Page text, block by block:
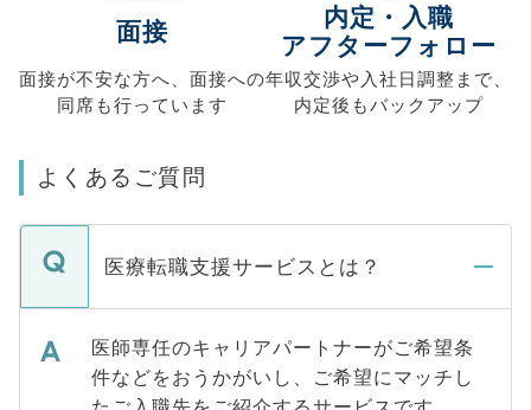
面接
面接が不安な方へ、 面接への
同席も行っています
内定・入職
アフターフォロー
年収交渉や入社日調整まで、
内定後もバックアップ
よくあるご質問
医療転職支援サービスとは？
医師専任のキャリアパートナーがご希望条
件などをおうかがいし、ご希望にマッチし